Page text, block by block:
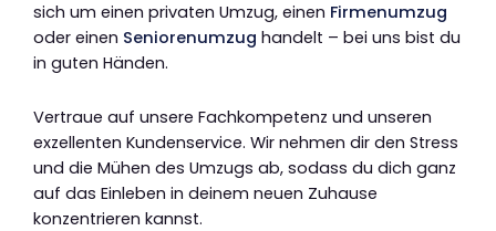
sich um einen privaten Umzug, einen Firmenumzug
oder einen Seniorenumzug handelt – bei uns bist du
in guten Händen.
Vertraue auf unsere Fachkompetenz und unseren
exzellenten Kundenservice. Wir nehmen dir den Stress
und die Mühen des Umzugs ab, sodass du dich ganz
auf das Einleben in deinem neuen Zuhause
konzentrieren kannst.